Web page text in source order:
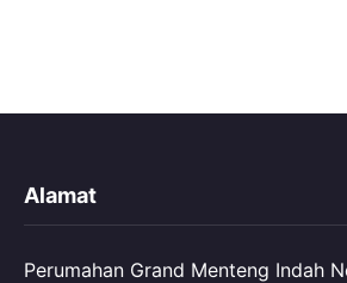
Alamat
Perumahan Grand Menteng Indah